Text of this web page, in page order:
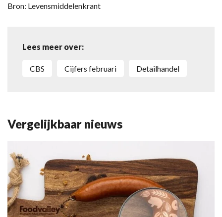
Bron: Levensmiddelenkrant
Lees meer over:
CBS cijfers februari detailhandel
Vergelijkbaar nieuws